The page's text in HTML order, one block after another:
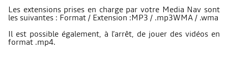
Les extensions prises en charge par votre Media Nav sont
les suivantes : Format / Extension :MP3 / .mp3WMA / .wma
Il est possible également, à l’arrêt, de jouer des vidéos en
format .mp4.